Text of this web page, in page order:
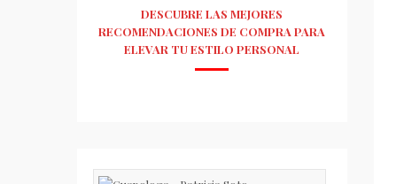
DESCUBRE LAS MEJORES
RECOMENDACIONES DE COMPRA PARA
ELEVAR TU ESTILO PERSONAL